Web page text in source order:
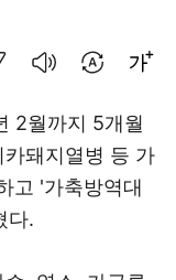
2월까지 5개월
돼지열병 등 가
고 '가축방역대
다.